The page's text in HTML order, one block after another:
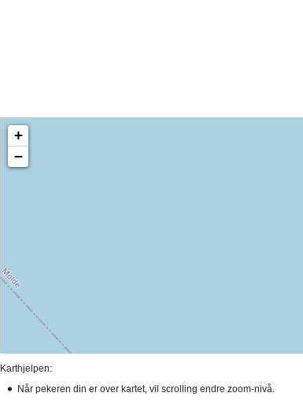
+
−
Karthjelpen:
Når pekeren din er over kartet, vil scrolling endre zoom-nivå.